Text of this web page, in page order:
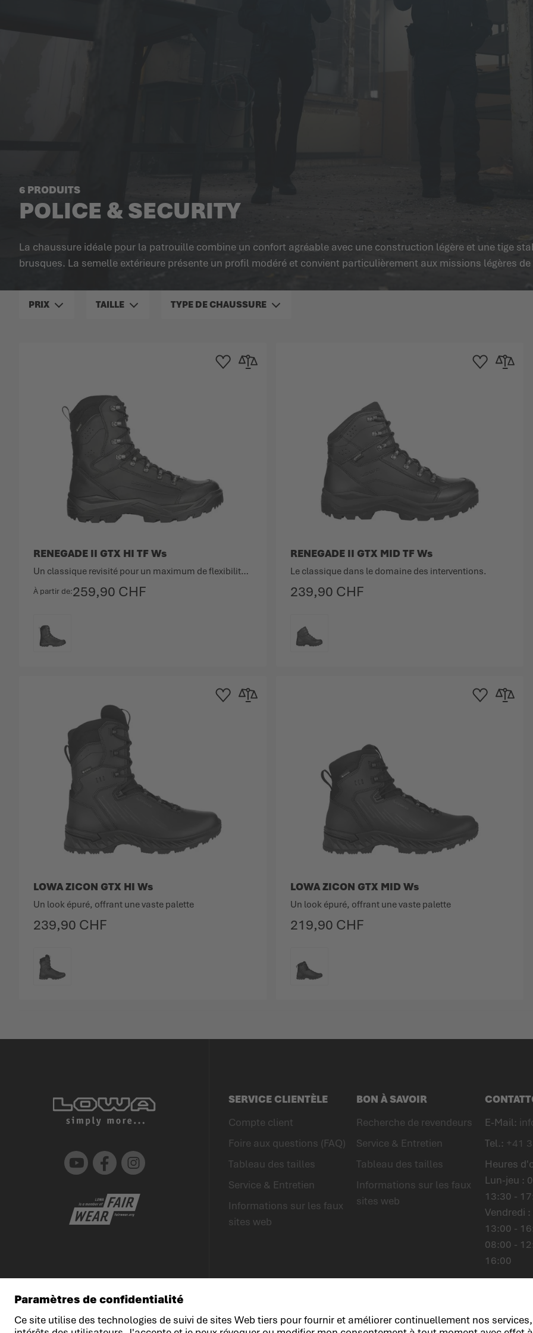
POLICE & SECURITY
6 PRODUITS
La chaussure idéale pour la patrouille combine un confort agréable avec une construction légère et une tige
brusques. La semelle extérieure présente un profil modéré et convient particulièrement aux missions légères
PRIX TAILLE TYPE DE CHAUSSURE
À partir de 259,90 CHF
RENEGADE II GTX HI TF Ws
COULEUR
Un classique revisité pour un maximum de flexibilité et de confort.
Ajouter à la liste d'achats
Ajouter au comparateur
239,90 CHF
RENEGADE II GTX MID TF Ws
COULEUR
Le classique dans le domaine des interventions.
Ajouter à la liste
Ajouter au
239,90 CHF
LOWA ZICON GTX HI Ws
COULEUR
Un look épuré, offrant une vaste palette
Ajouter à la liste d'achats
Ajouter au comparateur
219,90 CHF
LOWA ZICON GTX MID Ws
COULEUR
Un look épuré, offrant une vaste palette
Ajouter à la liste
Ajouter au
Youtube Facebook Instagram
SERVICE CLIENTÈLE
Compte client
Foire aux questions (FAQ)
Tableau des tailles
Service & Entretien
Informations sur les faux
sites web
BON À SAVOIR
Recherche de revendeurs
Service & Entretien
Tableau des tailles
Informations sur les faux
sites web
E-Mail:
Tel.: +41
Heures
Lun-jeu :
13:30 -
Vendredi
13:00 -
08:00 -
16:00